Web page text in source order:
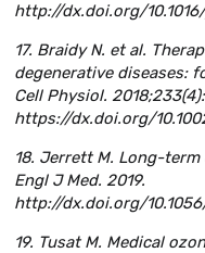
http://dx.doi.org/
17. Braidy N. et al.
degenerative diseases:
Cell Physiol.
https://dx.doi.org/
18. Jerrett M. Long-
Engl J Med. 2019.
http://dx.doi.org/
19. Tusat M. Medical